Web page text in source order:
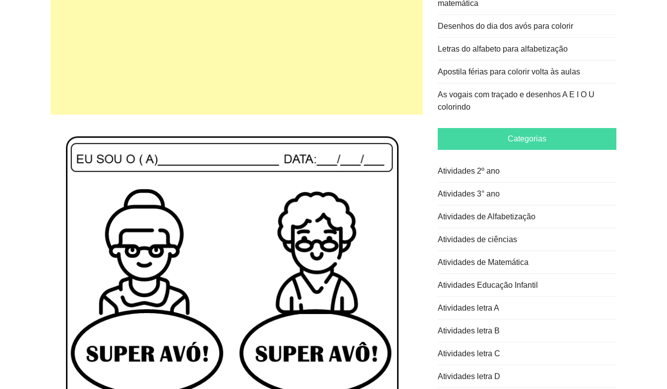
matemática
Desenhos do dia dos avós para colorir
Letras do alfabeto para alfabetização
Apostila férias para colorir volta às aulas
As vogais com traçado e desenhos A E I O U
colorindo
Categorias
Atividades 2º ano
Atividades 3° ano
Atividades de Alfabetização
Atividades de ciências
Atividades de Matemática
Atividades Educação Infantil
Atividades letra A
Atividades letra B
Atividades letra C
Atividades letra D